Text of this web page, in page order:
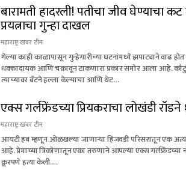
बारामती हादरली! पतीचा जीव घेण्याचा
प्रयत्नाचा गुन्हा दाखल
महाराष्ट्र खबर टीम
गेल्या काही काळापासून गुन्हेगारीच्या घटनांमध्ये झपाट्याने वाढ
धक्कादायक आणि चक्रावून टाकणारा प्रकार समोर आला आहे.
त्याच्यावर बॅटने हल्ला केल्याचा आणि थेट…
एक्स गर्लफ्रेंडच्या प्रियकराचा लोखंडी
महाराष्ट्र खबर टीम
आयटी हब म्हणून ओळखल्या जाणाऱ्या हिंजवडी परिसरातून एक
आहे. प्रेमाच्या त्रिकोणातून एका तरुणाने आपल्या एक्स गर्लफ्रेंडच्या
क्रूरपणे हत्या केली.…